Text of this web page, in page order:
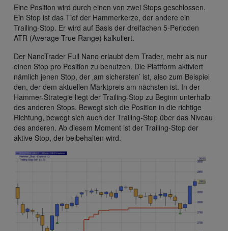
Eine Position wird durch einen von zwei Stops geschlossen.
Ein Stop ist das Tief der Hammerkerze, der andere ein
Trailing-Stop. Er wird auf Basis der dreifachen 5-Perioden
ATR (Average True Range) kalkuliert.
Der NanoTrader Full Nano erlaubt dem Trader, mehr als nur
einen Stop pro Position zu benutzen. Die Plattform aktiviert
nämlich jenen Stop, der ‚am sichersten’ ist, also zum Beispiel
den, der dem aktuellen Marktpreis am nächsten ist. In der
Hammer-Strategie liegt der Trailing-Stop zu Beginn unterhalb
des anderen Stops. Bewegt sich die Position in die richtige
Richtung, bewegt sich auch der Trailing-Stop über das Niveau
des anderen. Ab diesem Moment ist der Trailing-Stop der
aktive Stop, der beibehalten wird.